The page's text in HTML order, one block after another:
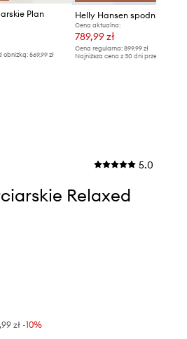
Plan
obniżką:569,99 zł
Cena aktualna:
789,99 zł
Cena regularna: 899,99 zł
Najniższa cena z 30 dni przed obniżką:
5.0
Relaxed
zł -10%